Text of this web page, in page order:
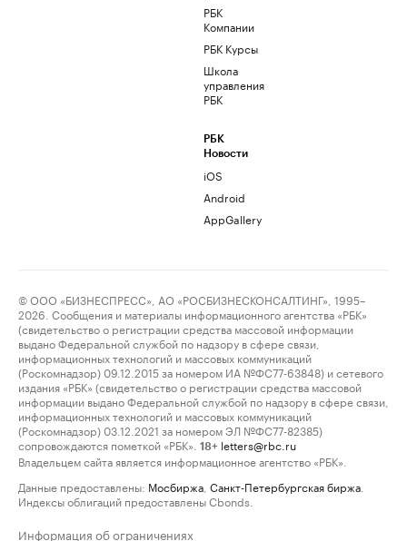
РБК
Компании
РБК Курсы
Школа
управления
РБК
РБК
Новости
iOS
Android
AppGallery
© ООО «БИЗНЕСПРЕСС», АО «РОСБИЗНЕСКОНСАЛТИНГ», 1995–
2026. Сообщения и материалы информационного агентства «РБК»
(свидетельство о регистрации средства массовой информации
выдано Федеральной службой по надзору в сфере связи,
информационных технологий и массовых коммуникаций
(Роскомнадзор) 09.12.2015 за номером ИА №ФС77-63848) и сетевого
издания «РБК» (свидетельство о регистрации средства массовой
информации выдано Федеральной службой по надзору в сфере связи,
информационных технологий и массовых коммуникаций
(Роскомнадзор) 03.12.2021 за номером ЭЛ №ФС77-82385)
сопровождаются пометкой «РБК».
18+ letters@rbc.ru
Владельцем сайта является информационное агентство «РБК».
Данные предоставлены: Мосбиржа Санкт-Петербургская биржа
Индексы облигаций предоставлены Cbonds.
Информация об ограничениях